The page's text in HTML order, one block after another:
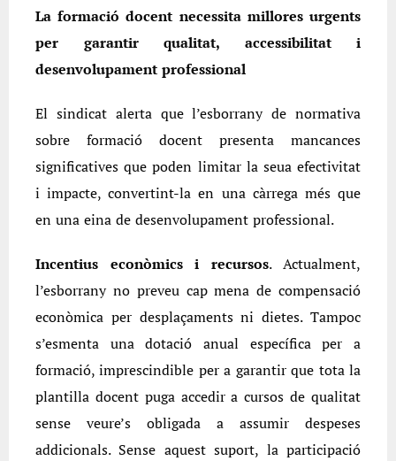
La formació docent necessita millores urgents
per garantir qualitat, accessibilitat i
desenvolupament professional
El sindicat alerta que l’esborrany de normativa
sobre formació docent presenta mancances
significatives que poden limitar la seua efectivitat
i impacte, convertint-la en una càrrega més que
en una eina de desenvolupament professional.
Incentius econòmics i recursos. Actualment,
l’esborrany no preveu cap mena de compensació
econòmica per desplaçaments ni dietes. Tampoc
s’esmenta una dotació anual específica per a
formació, imprescindible per a garantir que tota la
plantilla docent puga accedir a cursos de qualitat
sense veure’s obligada a assumir despeses
addicionals. Sense aquest suport, la participació